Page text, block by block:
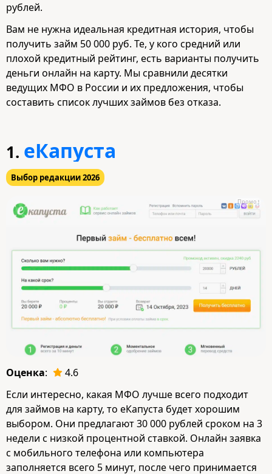
рублей.
Вам не нужна идеальная кредитная история, чтобы
получить займ 50 000 руб. Те, у кого средний или
плохой кредитный рейтинг, есть варианты получить
деньги онлайн на карту. Мы сравнили десятки
ведущих МФО в России и их предложения, чтобы
составить список лучших займов без отказа.
1. еКапуста
Выбор редакции 2026
Промо
Оценка:
4.6
Если интересно, какая МФО лучше всего подходит
для займов на карту, то еКапуста будет хорошим
выбором. Они предлагают 30 000 рублей сроком на 3
недели с низкой процентной ставкой. Онлайн заявка
с мобильного телефона или компьютера
заполняется всего 5 минут, после чего принимается